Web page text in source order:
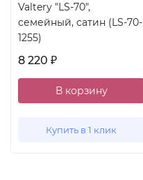
Valtery "LS-70",
семейный, сатин (LS-70-
1255)
8 220 ₽
В корзину
Купить в 1 клик